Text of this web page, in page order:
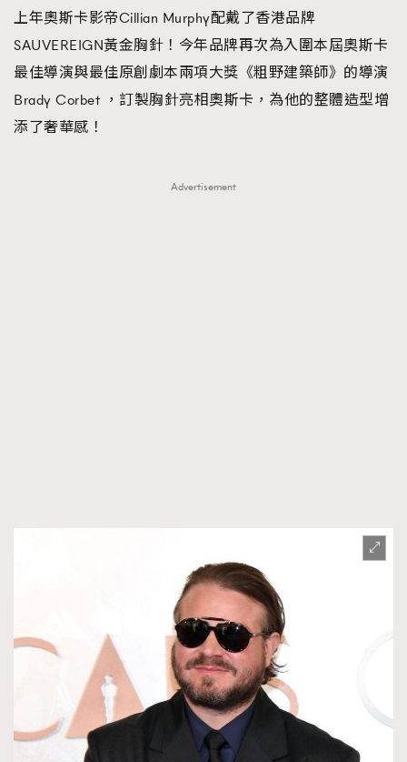
上年奧斯卡影帝Cillian Murphy配戴了香港品牌
SAUVEREIGN黃金胸針！今年品牌再次為入圍本屆奧斯卡
最佳導演與最佳原創劇本兩項大獎《粗野建築師》的導演
Brady Corbet ，訂製胸針亮相奧斯卡，為他的整體造型增
添了奢華感！
Advertisement